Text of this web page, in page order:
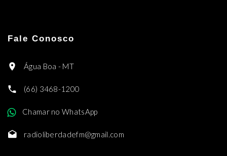
Fale Conosco
Água Boa - MT
(66) 3468-1200
Chamar no WhatsApp
radioliberdadefm@gmail.com